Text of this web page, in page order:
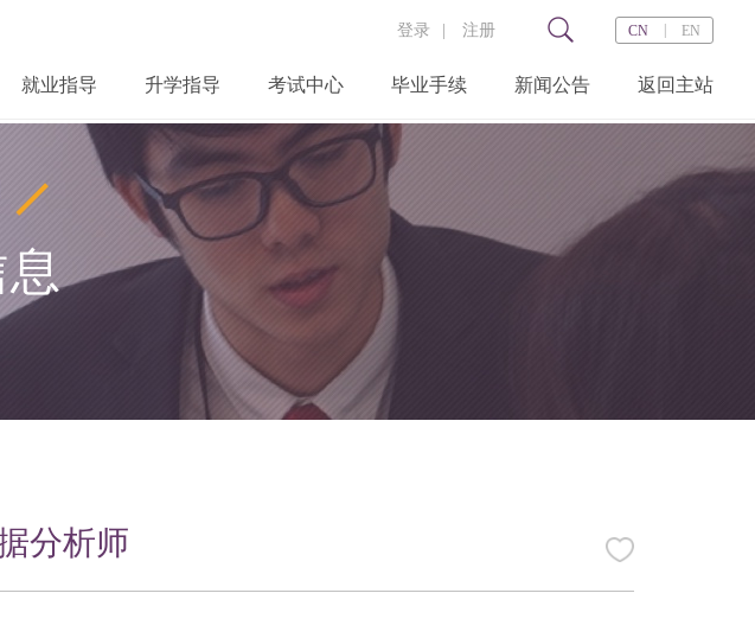
登录 注册 CN EN
就业指导 升学指导 考试中心 毕业手续 新闻公告 返回主站
分析师